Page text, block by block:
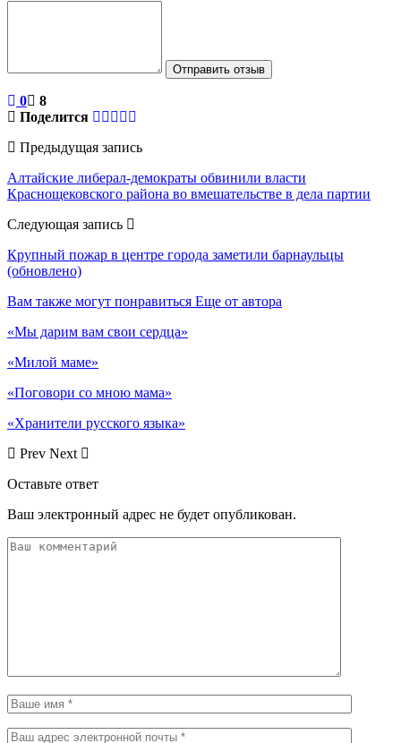
Отправить отзыв
0
8
Поделится
Предыдущая запись
Алтайские либерал-демократы обвинили власти
Краснощековского района во вмешательстве в дела партии
Следующая запись
Крупный пожар в центре города заметили барнаульцы
(обновлено)
Вам также могут понравиться Еще от автора
«Мы дарим вам свои сердца»
«Милой маме»
«Поговори со мною мама»
«Хранители русского языка»
Prev Next
Оставьте ответ
Ваш электронный адрес не будет опубликован.